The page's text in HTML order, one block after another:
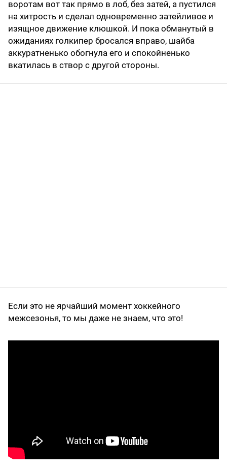
воротам вот так прямо в лоб, без затей, а пустился
на хитрость и сделал одновременно затейливое и
изящное движение клюшкой. И пока обманутый в
ожиданиях голкипер бросался вправо, шайба
аккуратненько обогнула его и спокойненько
вкатилась в створ с другой стороны.
Если это не ярчайший момент хоккейного
межсезонья, то мы даже не знаем, что это!